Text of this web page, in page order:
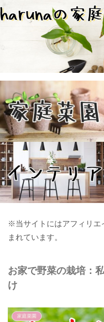
※当サイトにはアフィリエ
まれています。
お家で野菜の栽培：
け
家庭菜園